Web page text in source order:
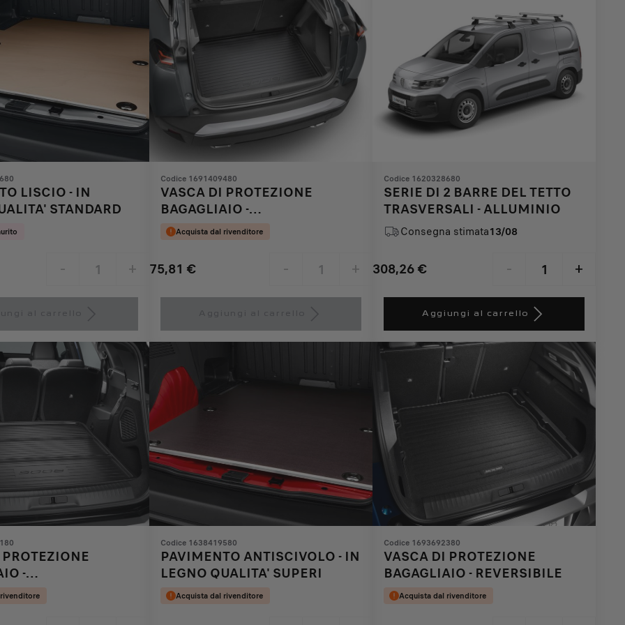
LISCIO - IN
STANDARD
- +
Codice 1691409480
VASCA DI PROTEZIONE
BAGAGLIAIO -
TERMOFORMATA
Acquista dal rivenditore
75,81 €
Price
75,81
€
- +
Quantity
to:
1
Codice 1620328680
SERIE DI 2 BARRE DEL TETTO
TRASVERSALI - ALLUMINIO
Consegna stimata13/08
308,26€
Price
308,26
€
- +
Quantity
to:
1
Aggiungi al carrello
-
Codice 1638419580
PAVIMENTO ANTISCIVOLO - IN
LEGNO QUALITA' SUPERI
Acquista dal rivenditore
Codice 1693692380
VASCA DI PROTEZIONE
BAGAGLIAIO - REVERSIBILE
Acquista dal rivenditore